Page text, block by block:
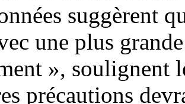
suggèrent
une plus
», soulignent
précautions